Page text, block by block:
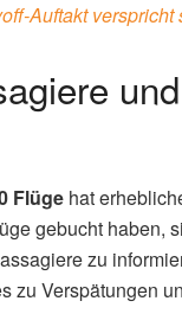
Auftakt verspricht
Flüge hat
gebucht haben,
zu
zu Verspätungen